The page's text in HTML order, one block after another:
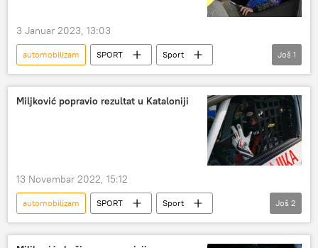
3 Januar 2023, 13:03
automobilizam SPORT
Sport
Ostali sportovi
Još 1
Miljković popravio rezultat u Kataloniji
13 Novembar 2022, 15:12
automobilizam SPORT
Sport
Ostali sportovi
Nikola Miljković
Još 2